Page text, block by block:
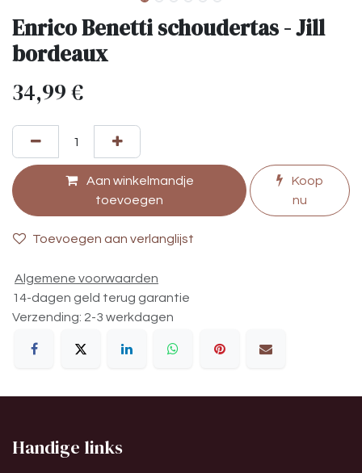
Enrico Benetti schoudertas - Jill
bordeaux
34,99€
Aan winkelmandje
toevoegen
Koop
nu
Toevoegen aan verlanglijst
Algemene voorwaarden
14-dagen geld terug garantie
Verzending: 2-3 werkdagen
Handige links